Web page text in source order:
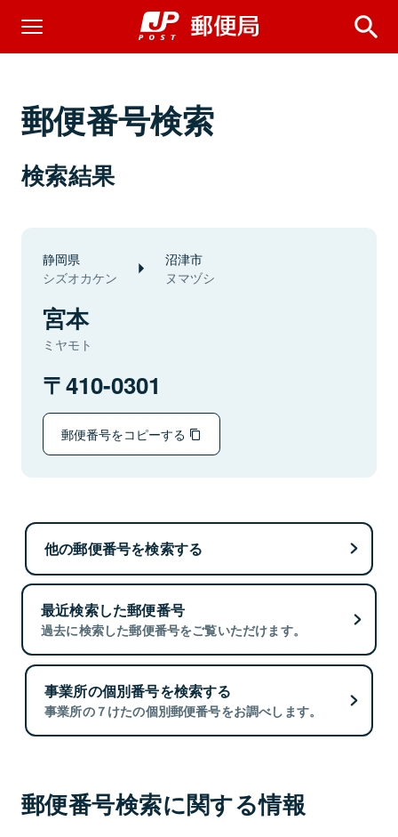
郵便番号検索
検索結果
静岡県
シズオカケン
沼津市
ヌマヅシ
宮本
ミヤモト
410-0301
郵便番号をコピーする
他の郵便番号を検索する
最近検索した郵便番号
過去に検索した郵便番号をご覧いただけます。
事業所の個別番号を検索する
事業所の７けたの個別郵便番号をお調べします。
郵便番号検索に関する情報